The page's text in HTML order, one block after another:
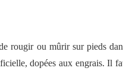
rougir ou mûrir sur pieds
dopées aux engrais. Il